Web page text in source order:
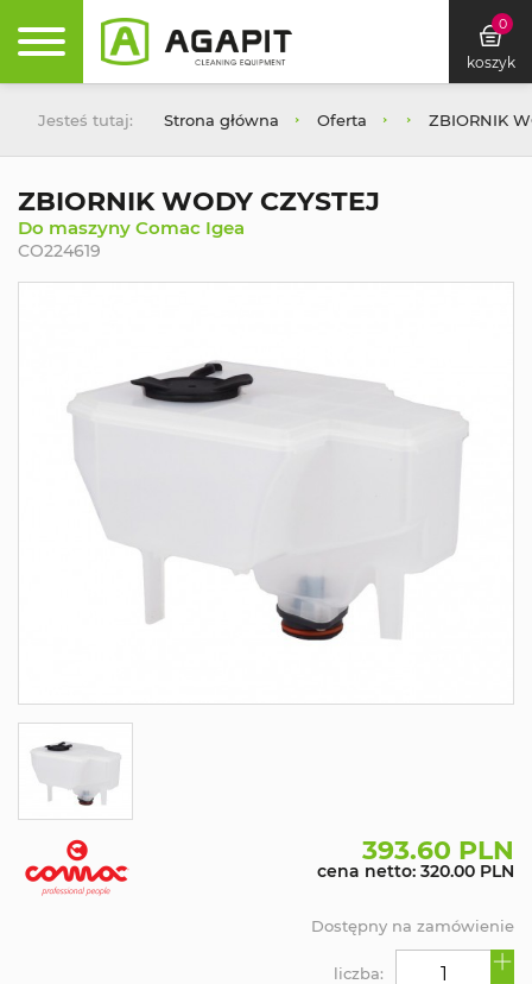
0
koszyk
Jesteś tutaj: Strona główna Oferta ZBIORNIK
ZBIORNIK WODY CZYSTEJ
Do maszyny Comac Igea
CO224619
393.60 PLN
cena netto: 320.00 PLN
liczba:
Dostępny na zamówienie